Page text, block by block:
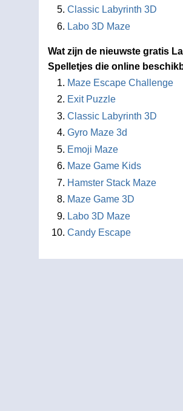
Classic Labyrinth 3D
Labo 3D Maze
Wat zijn de nieuwste gratis
Spelletjes die online
Maze Escape Challenge
Exit Puzzle
Classic Labyrinth 3D
Gyro Maze 3d
Emoji Maze
Maze Game Kids
Hamster Stack Maze
Maze Game 3D
Labo 3D Maze
Candy Escape